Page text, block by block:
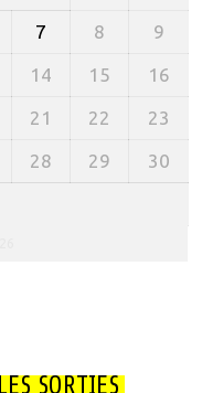
7 8 9
14 15 16
21 22 23
28 29 30
LES SORTIES